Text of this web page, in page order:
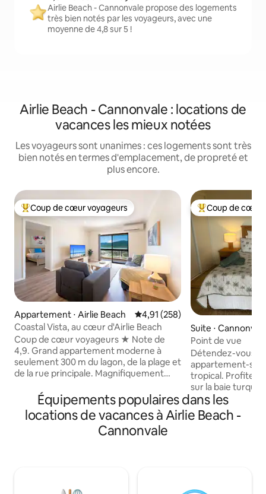
Airlie Beach - Cannonvale propose des logements
très bien notés par les voyageurs, avec une
moyenne de 4,8 sur 5 !
Airlie Beach - Cannonvale : locations de
vacances les mieux notées
Les voyageurs sont unanimes : ces logements sont très
bien notés en termes d'emplacement, de propreté et
plus encore.
Coups de cœur voyageurs les plus appréciés
Coup de cœur voyageurs
Appartement ⋅ Airlie Beach Évaluation moyenne sur la
4,91 (258)
Coastal Vista, au cœur d'Airlie Beach
Coup de cœur voyageurs ★ Note de
4,9. Grand appartement moderne à
seulement 300 m du lagon, de la plage et
de la rue principale. Magnifiquement
seulement trois appartements. Pas
besoin de voiture ! Contrairement à la
plupart des appartements Airlie, il n'y a
pas de longue colline escarpée, juste
qualité et tout ce dont vous avez besoin
Coups de cœur
Coup de cœur
Suite ⋅
Point de vue
Détendez-vous
appartement-
tropical. Profitez
sur la baie
sur la terrasse
café. Idéalement situé à distance de
marche du
pied de Coral Sea
Équipements populaires dans les
locations de vacances à Airlie Beach -
Cannonvale